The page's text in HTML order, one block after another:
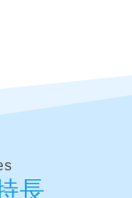
長